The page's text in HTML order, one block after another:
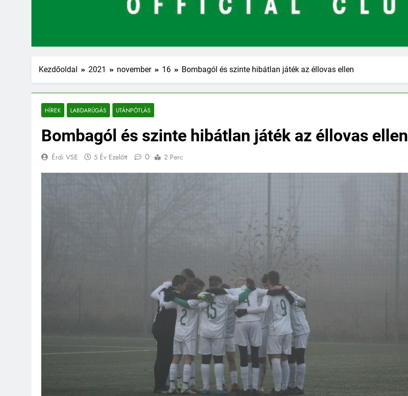
Kezdőoldal 2021 november 16 Bombagól és szinte hibátlan játék az éllovas ellen
HÍREK LABDARÚGÁS UTÁNPÓTLÁS
Bombagól és szinte hibátlan játék az éllovas ellen
Érdi VSE 5 Év Ezelőtt 0 2 Perc